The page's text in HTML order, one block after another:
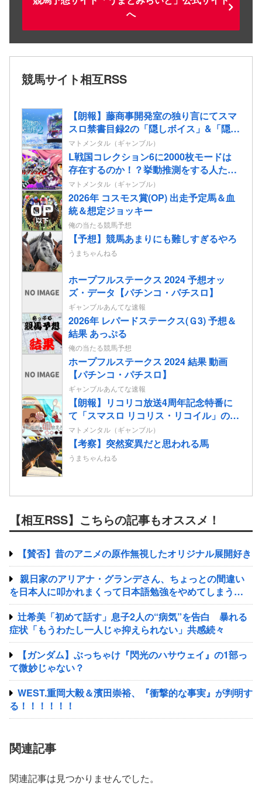
へ
競馬サイト相互RSS
【朗報】藤商事開発室の独り言にてスマ
スロ禁書目録2の「隠しボイス」&「隠し
楽曲（telepath/Real）」解放コマンドが
公開される！
マトメンタル（ギャンブル）
L戦国コレクション6に2000枚モードは
存在するのか！？挙動推測をする人たち
も…
マトメンタル（ギャンブル）
2026年 コスモス賞(OP) 出走予定馬＆血
統＆想定ジョッキー
俺の当たる競馬予想
【予想】競馬あまりにも難しすぎるやろ
うまちゃんねる
ホープフルステークス 2024 予想オッ
ズ・データ【パチンコ・パチスロ】
ギャンブルあんてな速報
2026年 レパードステークス(Ｇ3) 予想＆
結果 あっぷる
俺の当たる競馬予想
ホープフルステークス 2024 結果 動画
【パチンコ・パチスロ】
ギャンブルあんてな速報
【朗報】リコリコ放送4周年記念特番に
て「スマスロ リコリス・リコイル」の演
出映像”たぬきを掴まえろ”&”姫蒲を倒
せ！”が公開される
マトメンタル（ギャンブル）
【考察】突然変異だと思われる馬
うまちゃんねる
【相互RSS】こちらの記事もオススメ！
【賛否】昔のアニメの原作無視したオリジナル展開好き
親日家のアリアナ・グランデさん、ちょっとの間違い
を日本人に叩かれまくって日本語勉強をやめてしまう…
辻希美「初めて話す」息子2人の“病気”を告白 暴れる
症状「もうわたし一人じゃ抑えられない」共感続々
【ガンダム】ぶっちゃけ『閃光のハサウェイ』の1部っ
て微妙じゃない？
WEST.重岡大毅＆濱田崇裕、『衝撃的な事実』が判明す
る！！！！！！
関連記事
関連記事は見つかりませんでした。